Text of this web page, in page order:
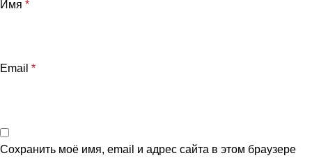
Имя *
Email *
Сохранить моё имя, email и адрес сайта в этом браузере